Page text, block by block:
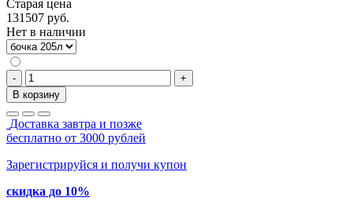
Старая цена
131507 руб.
Нет в наличии
-
+
В корзину
Доставка завтра и позже
бесплатно от 3000 рублей
Зарегистрируйся и получи купон
скидка до 10%